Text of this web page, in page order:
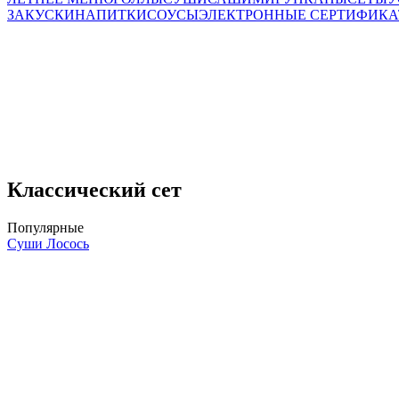
ЗАКУСКИНАПИТКИСОУСЫЭЛЕКТРОННЫЕ
Классический сет
Популярные
Суши Лосось